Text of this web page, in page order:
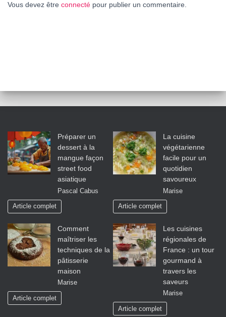
Vous devez être connecté pour publier un commentaire.
Préparer un
dessert à la
mangue façon
street food
asiatique
Pascal Cabus
Article complet
La cuisine
végétarienne
facile pour un
quotidien
savoureux
Marise
Article complet
Comment
maîtriser les
techniques de la
pâtisserie
maison
Marise
Article complet
Les cuisines
régionales de
France : un tour
gourmand à
travers les
saveurs
Marise
Article complet